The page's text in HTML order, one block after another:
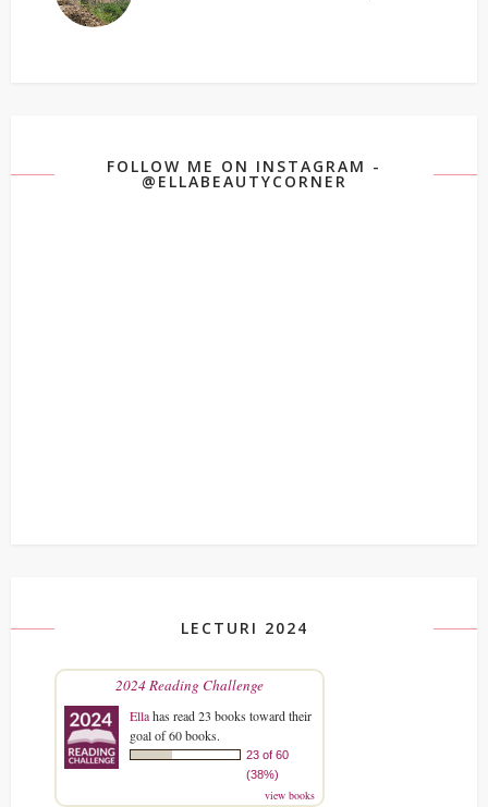
FOLLOW ME ON INSTAGRAM -
@ELLABEAUTYCORNER
LECTURI 2024
2024 Reading Challenge
Ellahas read 23 books toward their
goal of 60 books.
23 of 60
(38%)
view books